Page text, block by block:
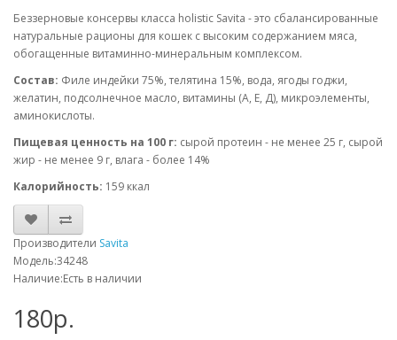
Беззерновые консервы класса holistic Savita - это сбалансированные
натуральные рационы для кошек с высоким содержанием мяса,
обогащенные витаминно-минеральным комплексом.
Состав: Филе индейки 75%, телятина 15%, вода, ягоды годжи,
желатин, подсолнечное масло, витамины (А, Е, Д), микроэлементы,
аминокислоты.
Пищевая ценность на 100 г: сырой протеин - не менее 25 г, сырой
жир - не менее 9 г, влага - более 14%
Калорийность: 159 ккал
Производители Savita
Модель:34248
Наличие:Есть в наличии
180р.